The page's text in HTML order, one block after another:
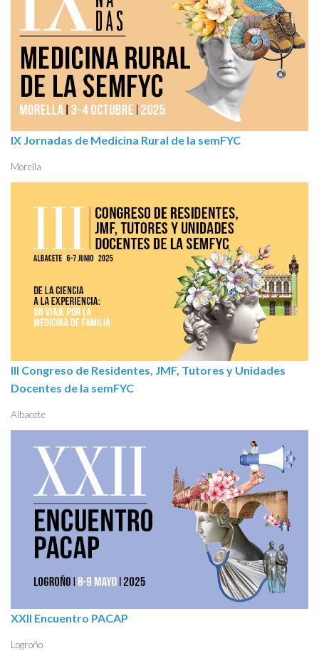
IX Jornadas de Medicina Rural de la semFYC
Morella
III Congreso de Residentes, JMF, Tutores y Unidades
Docentes de la semFYC
Albacete
XXII Encuentro PACAP
Logroño